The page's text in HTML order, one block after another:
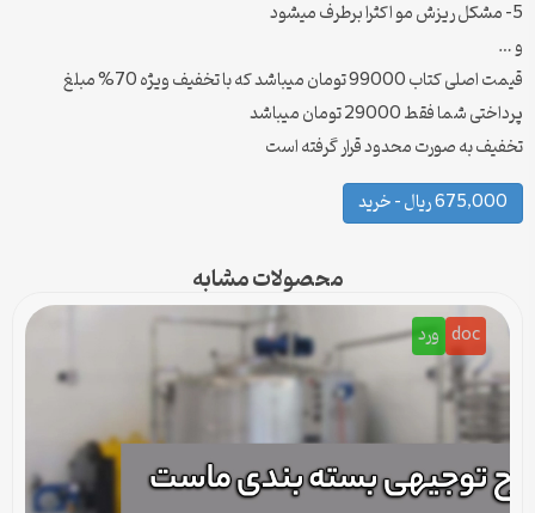
5- مشکل ریزش مو اکثرا برطرف میشود
و …
قیمت اصلی کتاب 99000 تومان میباشد که با تخفیف ویژه 70% مبلغ
پرداختی شما فقط 29000 تومان میباشد
تخفیف به صورت محدود قرار گرفته است
675,000 ریال – خرید
محصولات مشابه
doc ورد